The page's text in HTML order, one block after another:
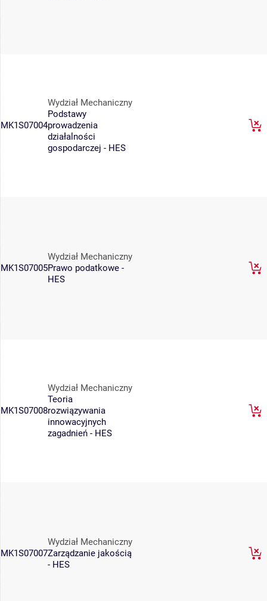
MK1S07004
Wydział Mechaniczny
Podstawy
prowadzenia
działalności
gospodarczej - HES
MK1S07005
Wydział Mechaniczny
Prawo podatkowe -
HES
MK1S07008
Wydział Mechaniczny
Teoria
rozwiązywania
innowacyjnych
zagadnień - HES
MK1S07007
Wydział Mechaniczny
Zarządzanie jakością
- HES